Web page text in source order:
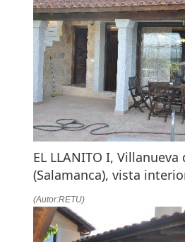
EL LLANITO I, Villanueva
(Salamanca), vista
(Autor:RETU)